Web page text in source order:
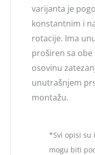
varijanta je
konstantnim i
rotacije. Ima
proširen sa
osovinu
unutrašnjem
montažu.
*Svi opisi su
mogu biti